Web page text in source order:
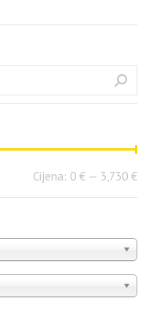
Cijena: 0 € — 3,730 €